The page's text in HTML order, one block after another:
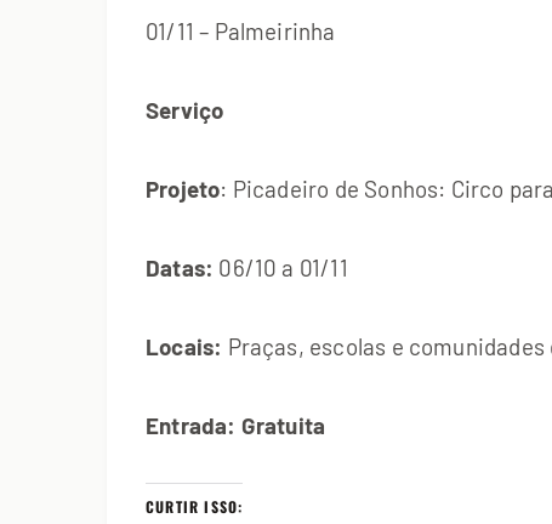
01/11 – Palmeirinha
Serviço
Projeto: Picadeiro de Sonhos: Circo
Datas: 06/10 a 01/11
Locais: Praças, escolas e
Entrada: Gratuita
CURTIR ISSO: